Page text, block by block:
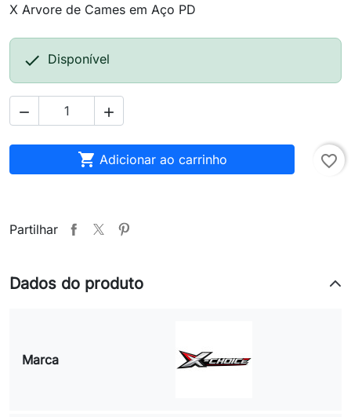
X Arvore de Cames em Aço PD
 Disponível
 
 Adicionar ao carrinho favorite_border
Partilhar
Dados do produto
Marca